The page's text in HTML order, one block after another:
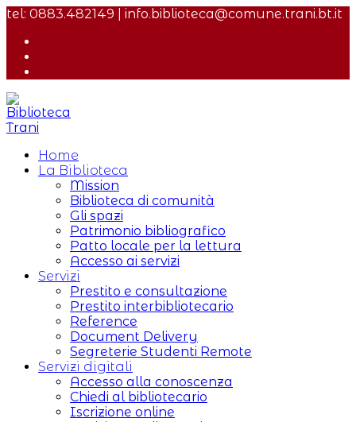
Salta
contenuto
tel: 0883.482149 | info.biblioteca@comune.trani.bt.it
Home
La Biblioteca
Mission
Biblioteca di comunità
Gli spazi
Patrimonio bibliografico
Patto locale per la lettura
Accesso ai servizi
Servizi
Prestito e consultazione
Prestito interbibliotecario
Reference
Document Delivery
Segreterie Studenti Remote
Servizi digitali
Accesso alla conoscenza
Chiedi al bibliotecario
Iscrizione online